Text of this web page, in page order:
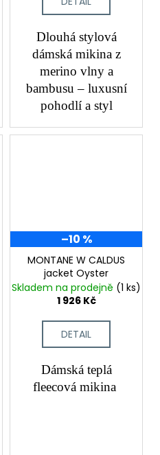
Dlouhá stylová
dámská mikina z
merino vlny a
bambusu – luxusní
pohodlí a styl
–10 %
MONTANE W CALDUS
jacket Oyster
Skladem na prodejně (1 ks)
1 926 Kč
DETAIL
Dámská teplá
fleecová mikina